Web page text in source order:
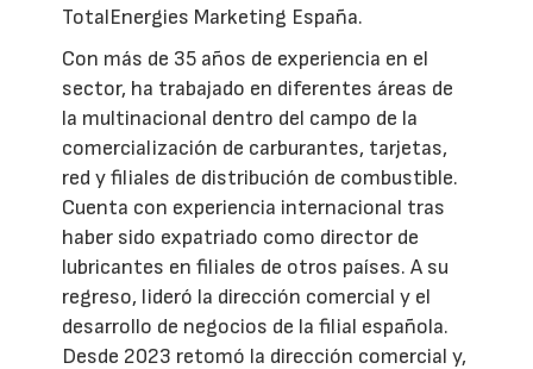
TotalEnergies Marketing España.
Con más de 35 años de experiencia en el
sector, ha trabajado en diferentes áreas de
la multinacional dentro del campo de la
comercialización de carburantes, tarjetas,
red y filiales de distribución de combustible.
Cuenta con experiencia internacional tras
haber sido expatriado como director de
lubricantes en filiales de otros países. A su
regreso, lideró la dirección comercial y el
desarrollo de negocios de la filial española.
Desde 2023 retomó la dirección comercial y,